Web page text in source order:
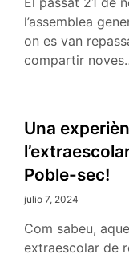
l’assemblea
on es van
compartir
Una
Poble-sec!
julio 7, 2024
Com sabeu,
extraescolar de